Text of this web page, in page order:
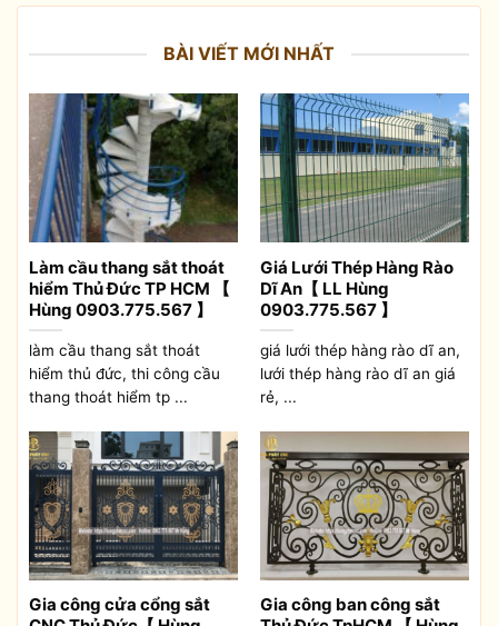
BÀI VIẾT MỚI NHẤT
Làm cầu thang sắt thoát
hiểm Thủ Đức TP HCM 【
Hùng 0903.775.567 】
làm cầu thang sắt thoát
hiểm thủ đức, thi công cầu
thang thoát hiểm tp ...
Giá Lưới Thép Hàng Rào
Dĩ An【 LL Hùng
0903.775.567 】
giá lưới thép hàng rào dĩ an,
lưới thép hàng rào dĩ an giá
rẻ, ...
Gia công cửa cổng sắt
Gia công ban công sắt